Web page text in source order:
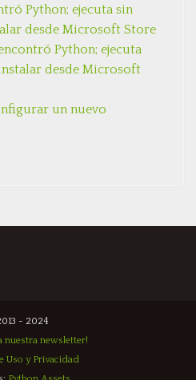
Python; ejecuta sin
desde Microsoft Store
Python; ejecuta
desde Microsoft
un nuevo
- 2024
nuestra newsletter!
Uso y Privacidad